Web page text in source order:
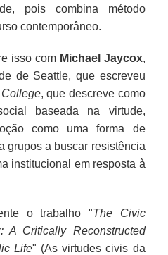
pois combina método
contemporâneo.
isso com Michael Jaycox,
de Seattle, que escreveu
, que descreve como
baseada na virtude,
como uma forma de
grupos a buscar resistência
institucional em resposta à
o trabalho "The Civic
A Critically Reconstructed
Life" (As virtudes civis da